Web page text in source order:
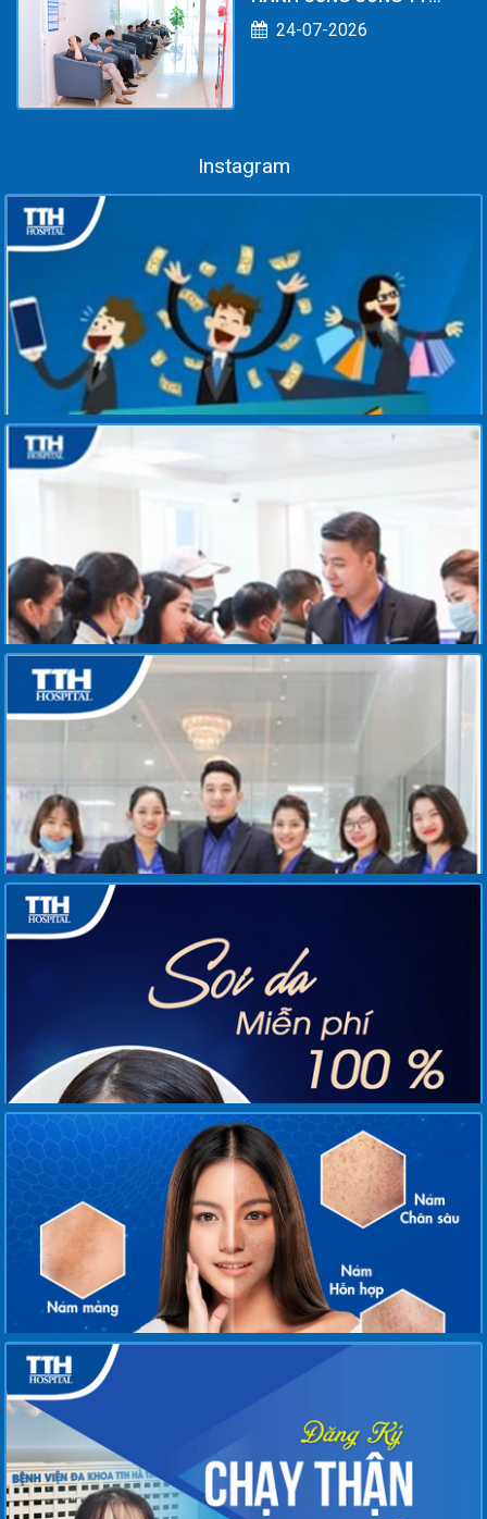
TNHH KOE POWER
SERVICES: CHĂM SÓC
24-07-2026
Instagram